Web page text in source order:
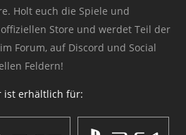
Holt euch die Spiele und
Store und werdet Teil der
Forum, auf Discord und Social
Feldern!
ist erhältlich für: